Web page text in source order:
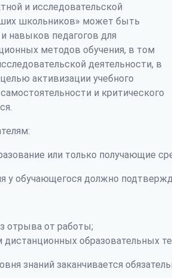
и исследовательской
школьников» может быть
навыков педагогов для
методов обучения, в том
деятельности, в
активизации учебного
и критического
или только получающие
у обучающегося должно
отрыва от работы;
образовательных
знаний заканчивается